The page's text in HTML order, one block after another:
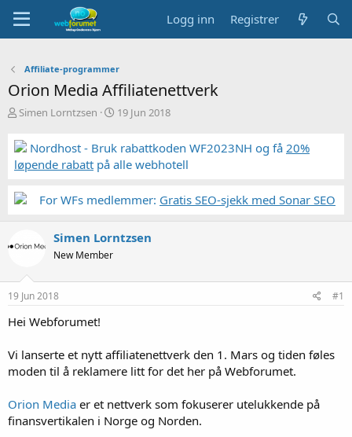
Logg inn Registrer
Affiliate-programmer
Orion Media Affiliatenettverk
T
å
d
s
a
r
Simen Lorntzsen
S
r
t
a
19 Jun 2018
Nordhost - Bruk rabattkoden WF2023NH og få 20%
løpende rabatt på alle webhotell
For WFs medlemmer: Gratis SEO-sjekk med Sonar SEO
Simen Lorntzsen
New Member
19 Jun 2018 #1
Hei Webforumet!
Vi lanserte et nytt affiliatenettverk den 1. Mars og tiden føles
moden til å reklamere litt for det her på Webforumet.
Orion Media er et nettverk som fokuserer utelukkende på
finansvertikalen i Norge og Norden.